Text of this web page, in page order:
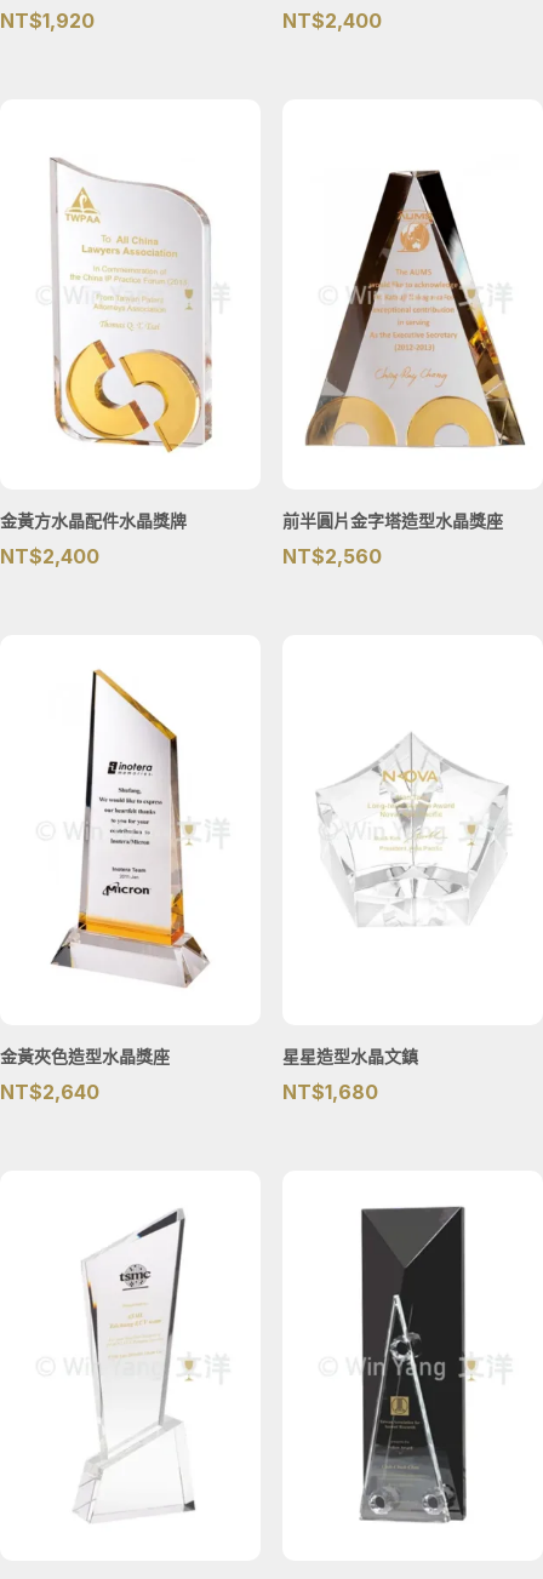
NT$1,920 NT$2,400
金黃方水晶配件水晶獎牌
NT$2,400
前半圓片金字塔造型水晶獎座
NT$2,560
金黃夾色造型水晶獎座
NT$2,640
星星造型水晶文鎮
NT$1,680